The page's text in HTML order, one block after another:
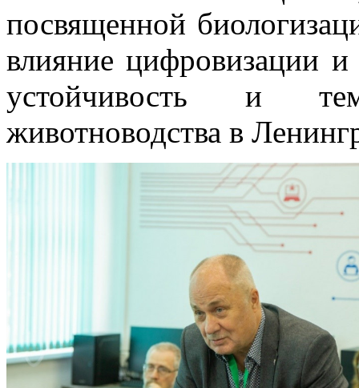
посвященной
влияние цифровизации и
устойчивость и
животноводства в